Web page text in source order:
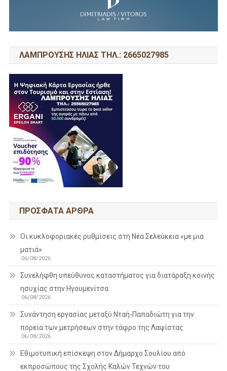
ΛΑΜΠΡΟΥΣΗΣ ΗΛΙΑΣ ΤΗΛ.: 2665027985
ΠΡΌΣΦΑΤΑ ΆΡΘΡΑ
Οι κυκλοφοριακές ρυθμίσεις στη Νέα Σελεύκεια «με μια
ματιά»
06/08/2026
Συνελήφθη υπεύθυνος καταστήματος για διατάραξη κοινής
ησυχίας στην Ηγουμενίτσα
06/08/2026
Συνάντηση εργασίας μεταξύ Νταή-Παπαδιώτη για την
πορεία των μετρήσεων στην τάφρο της Λαψίστας
06/08/2026
Εθιμοτυπική επίσκεψη στον Δήμαρχο Σουλίου από
εκπροσώπους της Σχολής Καλών Τεχνών του